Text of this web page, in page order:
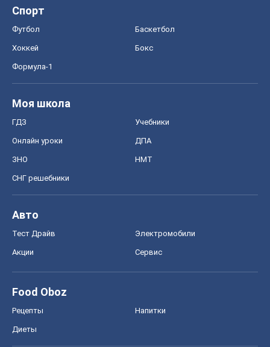
Спорт
Футбол Баскетбол
Хоккей Бокс
Формула-1
Моя школа
ГДЗ Учебники
Онлайн уроки ДПА
ЗНО НМТ
СНГ решебники
Авто
Тест Драйв Электромобили
Акции Сервис
Food Oboz
Рецепты Напитки
Диеты